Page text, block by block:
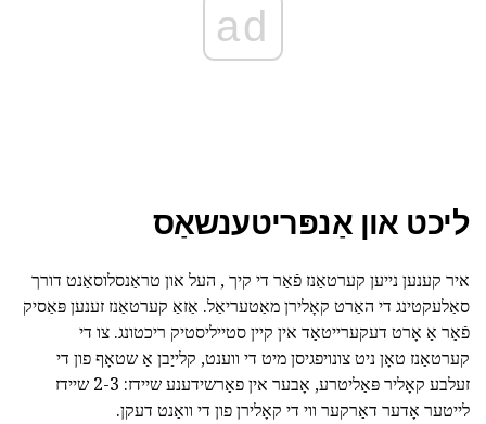
ad
ליכט און אַנפּריטענשאַס
איר קענען נייען קערטאַנז פֿאַר די קיך , העל און טראַנסלוסאַנט דורך
סאַלעקטינג די האַרט קאָלירן מאַטעריאַל. אַזאַ קערטאַנז זענען פּאַסיק
פֿאַר אַ אָרט דעקערייטאַד אין קיין סטייליסטיק ריכטונג. צו די
קערטאַנז טאָן ניט צונויפגיסן מיט די ווענט, קלייַבן אַ שטאָף פון די
זעלבע קאָליר פּאַליטרע, אָבער אין פאַרשידענע שיידז: 2-3 שיידז
לייטער אָדער דאַרקער ווי די קאָלירן פון די וואַנט דעקן.